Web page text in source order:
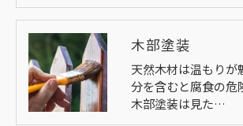
木部塗装
天然木材は温もりが
分を含むと腐食の危
木部塗装は見た…